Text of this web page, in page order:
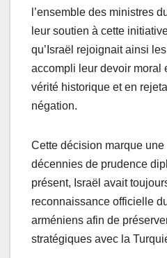
l’ensemble des ministres
leur soutien à cette
qu’Israël rejoignait ainsi
accompli leur devoir moral
vérité historique et en
négation.
Cette décision marque
décennies de prudence
présent, Israël avait
reconnaissance officielle
arméniens afin de
stratégiques avec la